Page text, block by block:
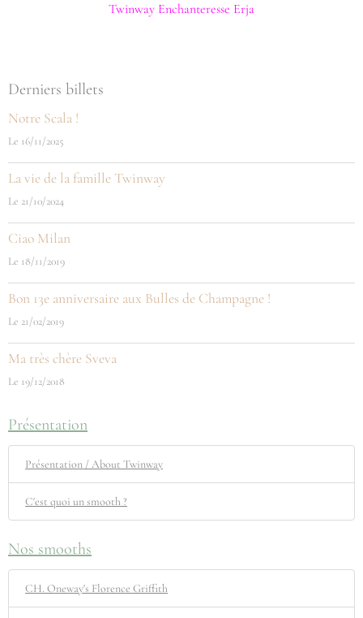
Twinway Enchanteresse Erja
Derniers billets
Notre Scala !
Le 16/11/2025
La vie de la famille Twinway
Le 21/10/2024
Ciao Milan
Le 18/11/2019
Bon 13e anniversaire aux Bulles de Champagne !
Le 21/02/2019
Ma très chère Sveva
Le 19/12/2018
Présentation
Présentation / About Twinway
C'est quoi un smooth ?
Nos smooths
CH. Oneway's Florence Griffith